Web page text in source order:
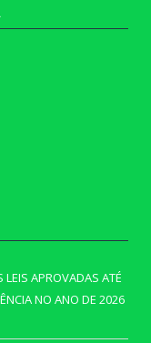
APROVADAS ATÉ
NO ANO DE 2026